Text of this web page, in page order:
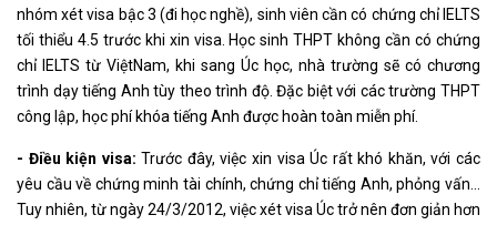
nhóm xét visa bậc 3 (đi học nghề), sinh viên cần có chứng chỉ IELTS
tối thiểu 4.5 trước khi xin visa. Học sinh THPT không cần có chứng
chỉ IELTS từ ViệtNam, khi sang Úc học, nhà trường sẽ có chương
trình dạy tiếng Anh tùy theo trình độ. Đặc biệt với các trường THPT
công lập, học phí khóa tiếng Anh được hoàn toàn miễn phí.
- Điều kiện visa: Trước đây, việc xin visa Úc rất khó khăn, với các
yêu cầu về chứng minh tài chính, chứng chỉ tiếng Anh, phỏng vấn…
Tuy nhiên, từ ngày 24/3/2012, việc xét visa Úc trở nên đơn giản hơn